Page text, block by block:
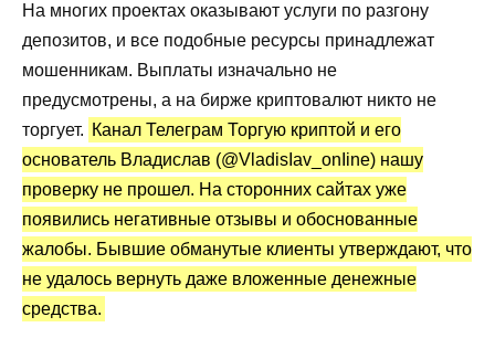
Условия по вложениям в криптовалюту
Канал Telegram Торгую криптой:
Преимущества и недостатки
На многих проектах оказывают услуги по разгону
депозитов, и все подобные ресурсы принадлежат
мошенникам. Выплаты изначально не
предусмотрены, а на бирже криптовалют никто не
торгует. Канал Телеграм Торгую криптой и его
основатель Владислав (@VladisIav_onIine) нашу
проверку не прошел. На сторонних сайтах уже
появились негативные отзывы и обоснованные
жалобы. Бывшие обманутые клиенты утверждают, что
не удалось вернуть даже вложенные денежные
средства.